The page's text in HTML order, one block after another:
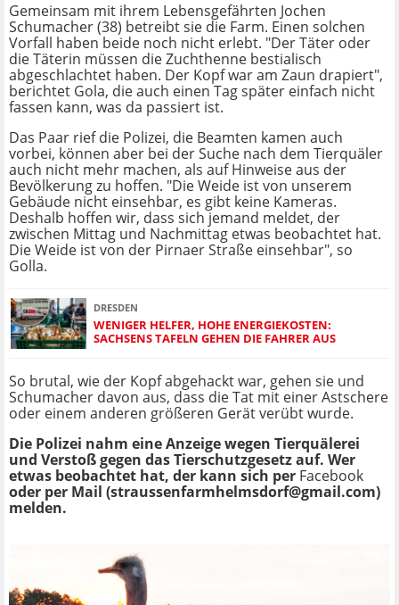
Gemeinsam mit ihrem Lebensgefährten Jochen
Schumacher (38) betreibt sie die Farm. Einen solchen
Vorfall haben beide noch nicht erlebt. "Der Täter oder
die Täterin müssen die Zuchthenne bestialisch
abgeschlachtet haben. Der Kopf war am Zaun drapiert",
berichtet Gola, die auch einen Tag später einfach nicht
fassen kann, was da passiert ist.
Das Paar rief die Polizei, die Beamten kamen auch
vorbei, können aber bei der Suche nach dem Tierquäler
auch nicht mehr machen, als auf Hinweise aus der
Bevölkerung zu hoffen. "Die Weide ist von unserem
Gebäude nicht einsehbar, es gibt keine Kameras.
Deshalb hoffen wir, dass sich jemand meldet, der
zwischen Mittag und Nachmittag etwas beobachtet hat.
Die Weide ist von der Pirnaer Straße einsehbar", so
Golla.
DRESDEN
WENIGER HELFER, HOHE ENERGIEKOSTEN:
SACHSENS TAFELN GEHEN DIE FAHRER AUS
So brutal, wie der Kopf abgehackt war, gehen sie und
Schumacher davon aus, dass die Tat mit einer Astschere
oder einem anderen größeren Gerät verübt wurde.
Die Polizei nahm eine Anzeige wegen Tierquälerei
und Verstoß gegen das Tierschutzgesetz auf. Wer
etwas beobachtet hat, der kann sich per Facebook
oder per Mail (straussenfarmhelmsdorf@gmail.com)
melden.